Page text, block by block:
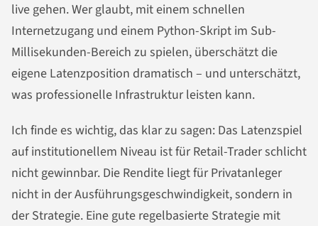
live gehen. Wer glaubt, mit einem schnellen
Internetzugang und einem Python-Skript im Sub-
Millisekunden-Bereich zu spielen, überschätzt die
eigene Latenzposition dramatisch – und unterschätzt,
was professionelle Infrastruktur leisten kann.
Ich finde es wichtig, das klar zu sagen: Das Latenzspiel
auf institutionellem Niveau ist für Retail-Trader schlicht
nicht gewinnbar. Die Rendite liegt für Privatanleger
nicht in der Ausführungsgeschwindigkeit, sondern in
der Strategie. Eine gute regelbasierte Strategie mit